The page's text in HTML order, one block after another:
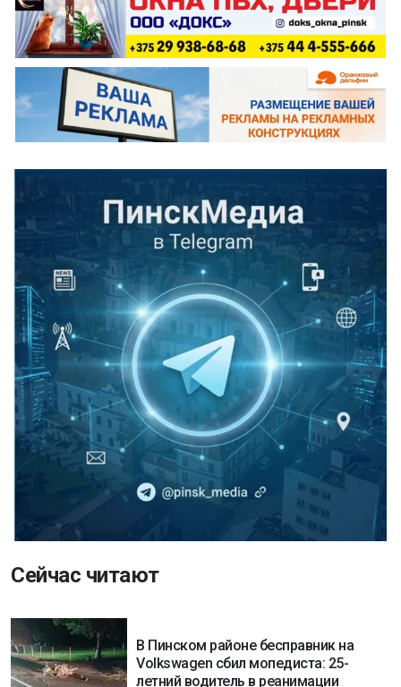
Сейчас читают
В Пинском районе бесправник на
Volkswagen сбил мопедиста: 25-
летний водитель в реанимации